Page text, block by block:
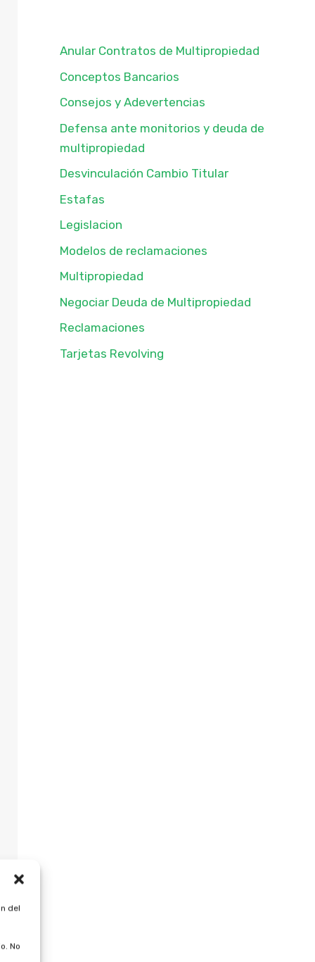
del
No
Anular Contratos de Multipropiedad
Conceptos Bancarios
Consejos y Adevertencias
Defensa ante monitorios y deuda de
multipropiedad
Desvinculación Cambio Titular
Estafas
Legislacion
Modelos de reclamaciones
Multipropiedad
Negociar Deuda de Multipropiedad
Reclamaciones
Tarjetas Revolving